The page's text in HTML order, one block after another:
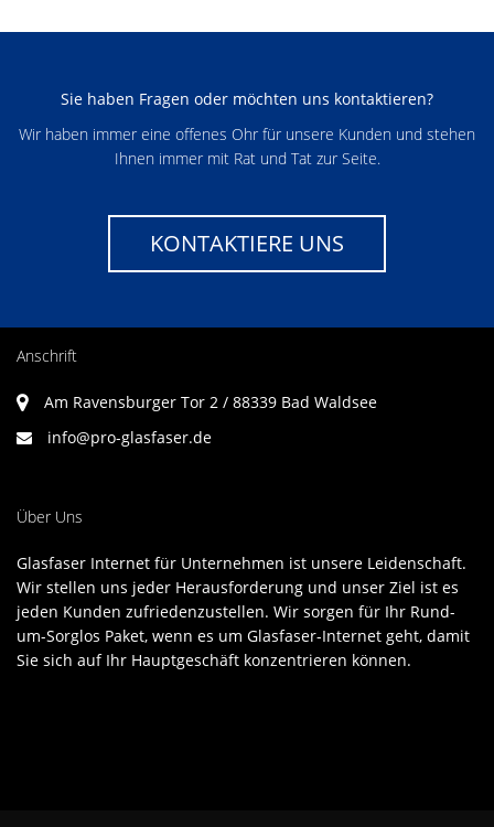
Sie haben Fragen oder möchten uns kontaktieren?
Wir haben immer eine offenes Ohr für unsere Kunden und stehen
Ihnen immer mit Rat und Tat zur Seite.
KONTAKTIERE UNS
Anschrift
Am Ravensburger Tor 2 / 88339 Bad Waldsee
info@pro-glasfaser.de
Über Uns
Glasfaser Internet für Unternehmen ist unsere Leidenschaft.
Wir stellen uns jeder Herausforderung und unser Ziel ist es
jeden Kunden zufriedenzustellen. Wir sorgen für Ihr Rund-
um-Sorglos Paket, wenn es um Glasfaser-Internet geht, damit
Sie sich auf Ihr Hauptgeschäft konzentrieren können.